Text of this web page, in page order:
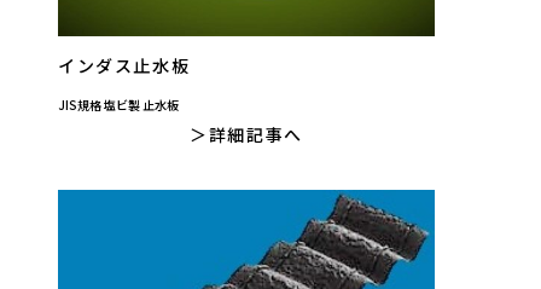
インダス止水板
JIS規格 塩ビ製 止水板
詳細記事へ